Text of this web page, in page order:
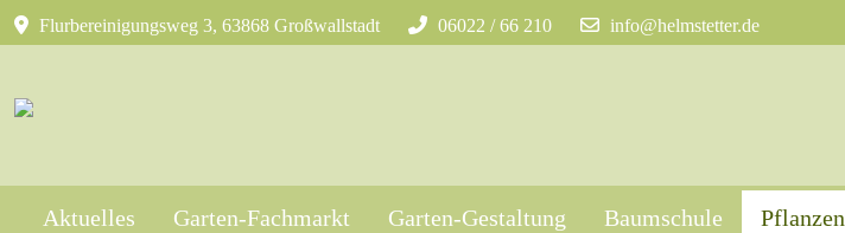
Flurbereinigungsweg 3, 63868 Großwallstadt 06022 / 66 210 info@helmstetter.de
Aktuelles Garten-Fachmarkt Garten-Gestaltung Baumschule Pflanzen